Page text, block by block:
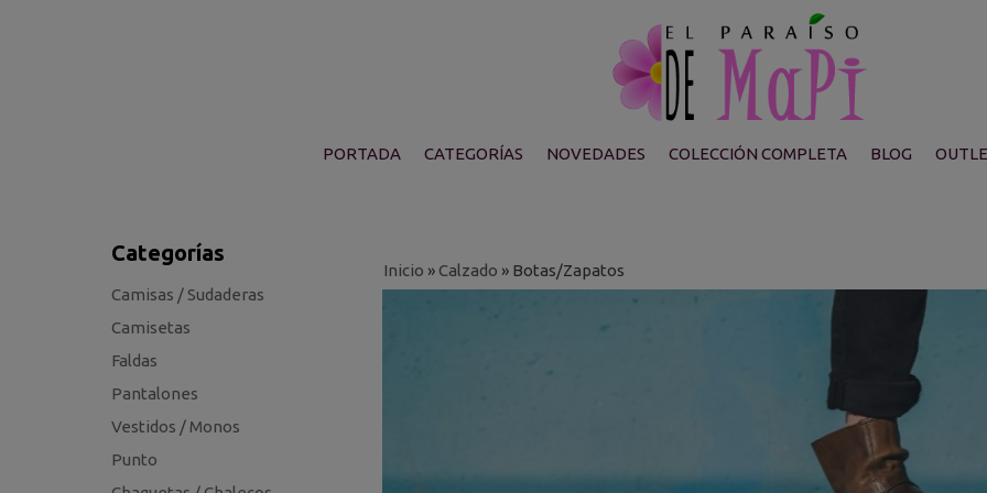
PORTADA CATEGORÍAS NOVEDADES COLECCIÓN COMPLETA BLOG
Categorías
Camisas / Sudaderas
Camisetas
Faldas
Pantalones
Vestidos / Monos
Punto
Inicio » Calzado » Botas/Zapatos